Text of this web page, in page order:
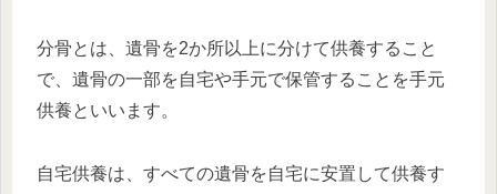
分骨とは、遺骨を2か所以上に分けて供養すること
で、遺骨の一部を自宅や手元で保管することを手元
供養といいます。
自宅供養は、すべての遺骨を自宅に安置して供養す